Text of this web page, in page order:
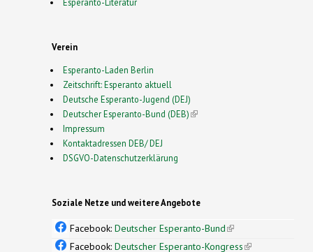
Verein
Esperanto-Laden Berlin
Zeitschrift: Esperanto aktuell
Deutsche Esperanto-Jugend (DEJ)
Deutscher Esperanto-Bund (DEB)(link is external)
Impressum
Kontaktadressen DEB/ DEJ
DSGVO-Datenschutzerklärung
Soziale Netze und weitere Angebote
Facebook: Deutscher Esperanto-Bund(link is
external)
Facebook: Deutscher Esperanto-Kongress(link is